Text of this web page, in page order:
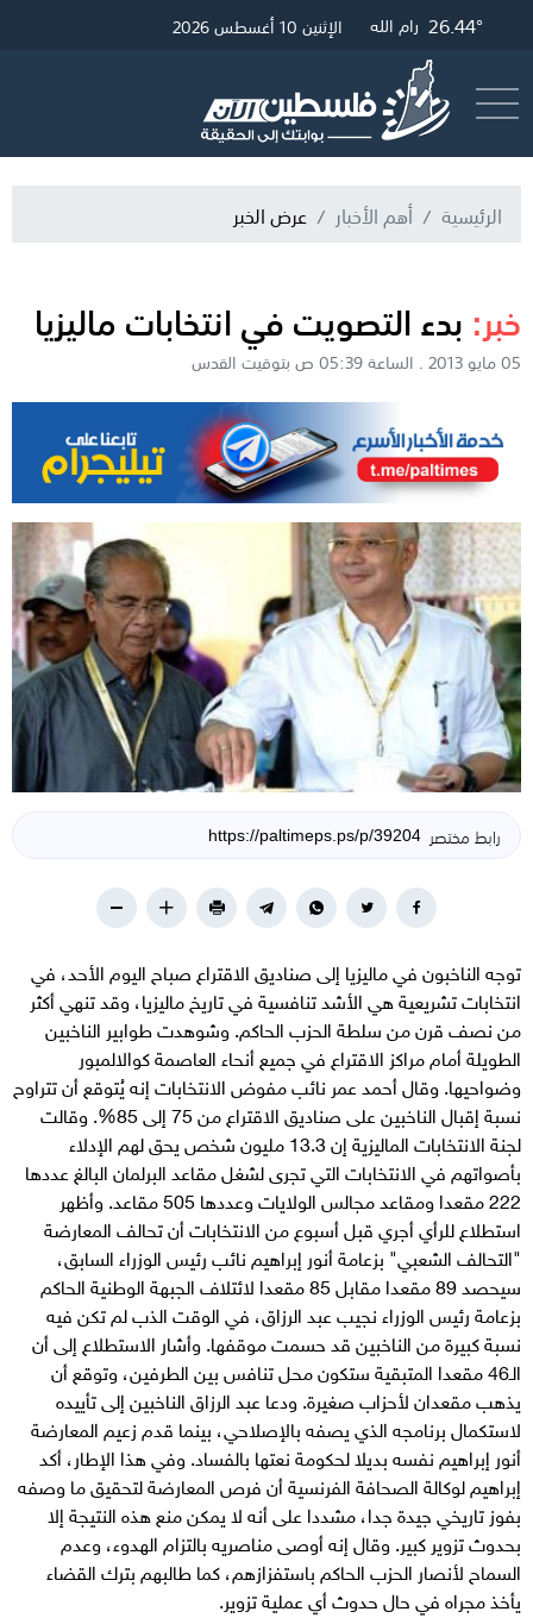
27.96° غزة 27.23° القدس 26.44° رام الله الإثنين 10 أغسطس 2026
الرئيسية أهم الأخبار عرض الخبر
خبر: بدء التصويت في انتخابات ماليزيا
05 مايو 2013 . الساعة 05:39 ص بتوقيت القدس
رابط مختصر
توجه الناخبون في ماليزيا إلى صناديق الاقتراع صباح اليوم الأحد، في
انتخابات تشريعية هي الأشد تنافسية في تاريخ ماليزيا، وقد تنهي أكثر
من نصف قرن من سلطة الحزب الحاكم. وشوهدت طوابير الناخبين
الطويلة أمام مراكز الاقتراع في جميع أنحاء العاصمة كوالالمبور
وضواحيها. وقال أحمد عمر نائب مفوض الانتخابات إنه يُتوقع أن تتراوح
نسبة إقبال الناخبين على صناديق الاقتراع من 75 إلى 85%. وقالت
لجنة الانتخابات الماليزية إن 13.3 مليون شخص يحق لهم الإدلاء
بأصواتهم في الانتخابات التي تجرى لشغل مقاعد البرلمان البالغ عددها
222 مقعدا ومقاعد مجالس الولايات وعددها 505 مقاعد. وأظهر
استطلاع للرأي أجري قبل أسبوع من الانتخابات أن تحالف المعارضة
"التحالف الشعبي" بزعامة أنور إبراهيم نائب رئيس الوزراء السابق،
سيحصد 89 مقعدا مقابل 85 مقعدا لائتلاف الجبهة الوطنية الحاكم
بزعامة رئيس الوزراء نجيب عبد الرزاق، في الوقت الذب لم تكن فيه
نسبة كبيرة من الناخبين قد حسمت موقفها. وأشار الاستطلاع إلى أن
الـ46 مقعدا المتبقية ستكون محل تنافس بين الطرفين، وتوقع أن
يذهب مقعدان لأحزاب صغيرة. ودعا عبد الرزاق الناخبين إلى تأييده
لاستكمال برنامجه الذي يصفه بالإصلاحي، بينما قدم زعيم المعارضة
أنور إبراهيم نفسه بديلا لحكومة نعتها بالفساد. وفي هذا الإطار، أكد
إبراهيم لوكالة الصحافة الفرنسية أن فرص المعارضة لتحقيق ما وصفه
بفوز تاريخي جيدة جدا، مشددا على أنه لا يمكن منع هذه النتيجة إلا
بحدوث تزوير كبير. وقال إنه أوصى مناصريه بالتزام الهدوء، وعدم
السماح لأنصار الحزب الحاكم باستفزازهم، كما طالبهم بترك القضاء
يأخذ مجراه في حال حدوث أي عملية تزوير.